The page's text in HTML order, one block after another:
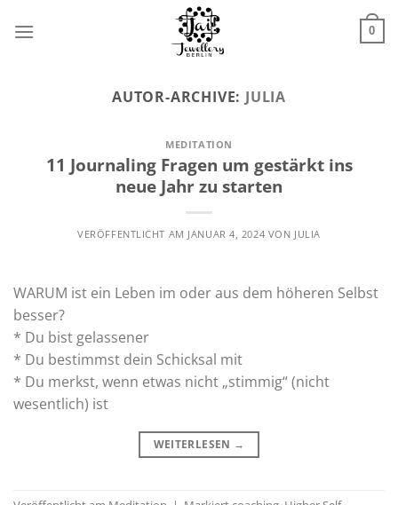
Inhalt
0
AUTOR-ARCHIVE: JULIA
MEDITATION
11 Journaling Fragen um gestärkt ins
neue Jahr zu starten
VERÖFFENTLICHT AM JANUAR 4, 2024 VON JULIA
WARUM ist ein Leben im oder aus dem höheren Selbst
besser?
* Du bist gelassener
* Du bestimmst dein Schicksal mit
* Du merkst, wenn etwas nicht „stimmig“ (nicht
wesentlich) ist
WEITERLESEN →